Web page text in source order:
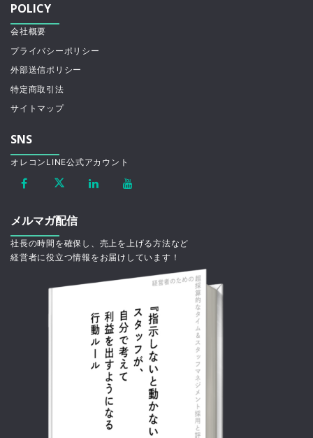
POLICY
会社概要
プライバシーポリシー
外部送信ポリシー
特定商取引法
サイトマップ
SNS
オレコンLINE公式アカウント
メルマガ配信
社長の時間を確保し、売上を上げる方法など
経営者に役立つ情報をお届けしています！